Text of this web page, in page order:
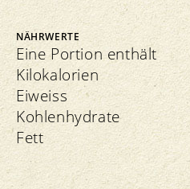
NÄHRWERTE
Eine Portion enthält
Kilokalorien
Eiweiss
Kohlenhydrate
Fett